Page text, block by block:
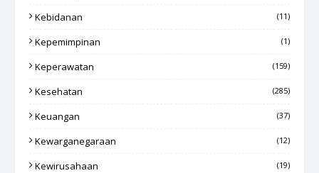
Kebidanan (11)
Kepemimpinan (1)
Keperawatan (159)
Kesehatan (285)
Keuangan (37)
Kewarganegaraan (12)
Kewirusahaan (19)